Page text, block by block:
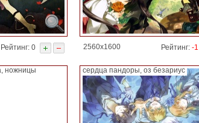
Рейтинг: 0 2560x1600 Рейтинг: -1
ножницы сердца пандоры, оз безариус